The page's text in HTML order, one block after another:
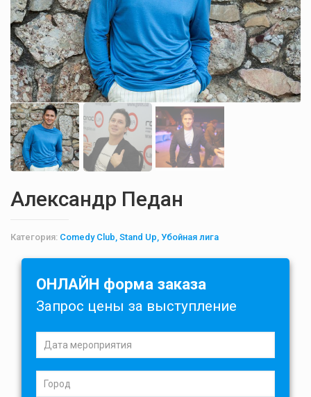
Александр Педан
Категория: Comedy Club, Stand Up, Убойная лига
ОНЛАЙН форма заказа
Запрос цены за выступление